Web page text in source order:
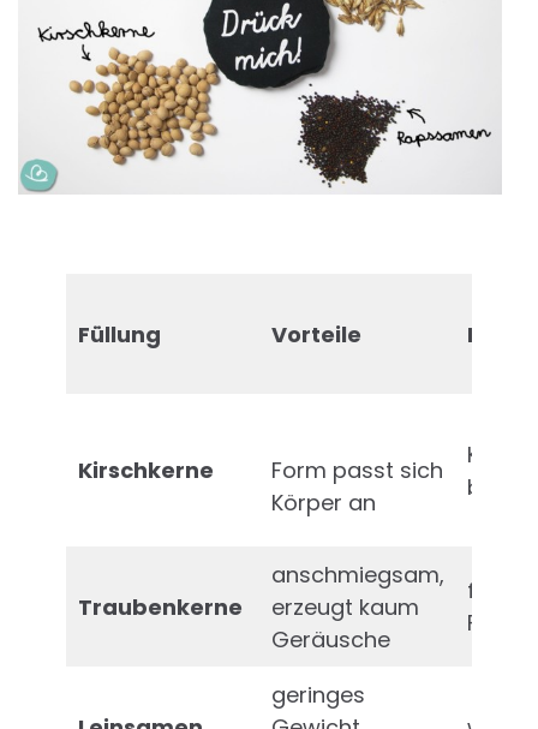
Füllung Vorteile
Kirschkerne
Form passt sich
Körper an
bei
Traubenkerne
anschmiegsam,
erzeugt kaum
Geräusche
färbt
geringes